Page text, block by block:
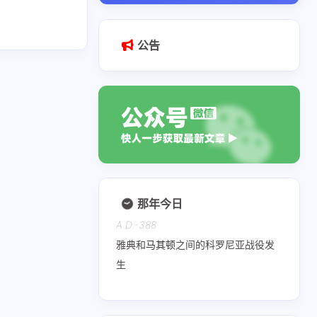
公告
那年今日
A.D.-388
雅典和马其顿之间的科罗尼亚战役发
生